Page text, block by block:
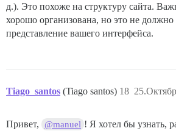
д.). Это похоже на структуру сайта.
хорошо организована, но это не должно
представление вашего интерфейса.
Tiago_santos (Tiago santos) 18
Привет, @manuel ! Я хотел бы узнать,